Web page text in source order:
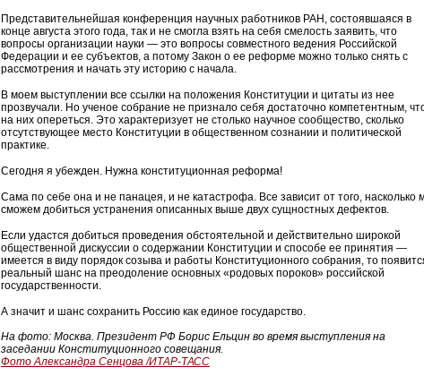
Представительнейшая конференция научных работников РАН, состоявшаяся в
конце августа этого года, так и не смогла взять на себя смелость заявить, что
вопросы организации науки — это вопросы совместного ведения Российской
Федерации и ее субъектов, а потому Закон о ее реформе можно только снять с
рассмотрения и начать эту историю с начала.
В моем выступлении все ссылки на положения Конституции и цитаты из нее
прозвучали. Но ученое собрание не признало себя достаточно компетентным,
на них опереться. Это характеризует не столько научное сообщество, сколько
отсутствующее место Конституции в общественном сознании и политической
практике.
Сегодня я убежден. Нужна конституционная реформа!
Сама по себе она и не панацея, и не катастрофа. Все зависит от того, насколько
сможем добиться устранения описанных выше двух сущностных дефектов.
Если удастся добиться проведения обстоятельной и действительно широкой
общественной дискуссии о содержании Конституции и способе ее принятия —
имеется в виду порядок созыва и работы Конституционного собрания, то
реальный шанс на преодоление основных «родовых пороков» российской
государственности.
А значит и шанс сохранить Россию как единое государство.
На фото: Москва. Президент РФ Борис Ельцин во время выступления на
заседании Конституционного совещания.
Фото Александра Сенцова /ИТАР-ТАСС